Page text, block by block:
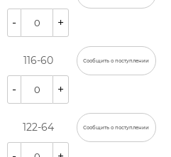
- +
116-60 Сообщить о поступлении
- +
122-64 Сообщить о поступлении